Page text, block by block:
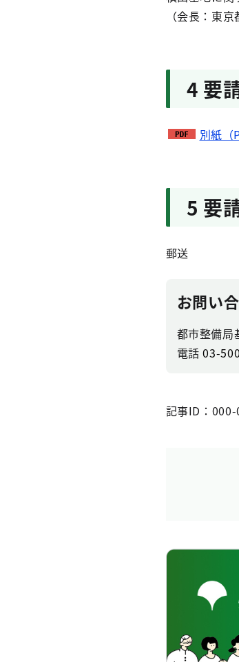
（会長：東
4 要
別紙（
5 要
郵送
お問い
都市整備局
電話03-
記事ID：